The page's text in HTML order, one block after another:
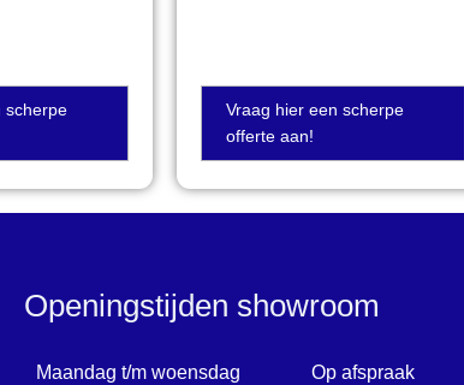
scherpe
Vraag hier een scherpe
offerte aan!
Openingstijden showroom
Maandag t/m woensdag
Op afspraak